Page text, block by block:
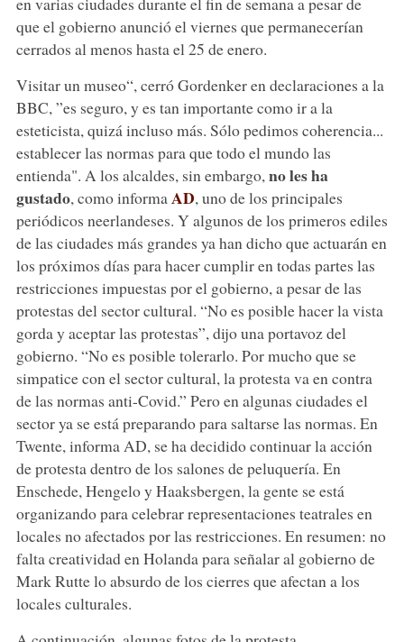
que el gobierno anunció el viernes que permanecerían
cerrados al menos hasta el 25 de enero.
Visitar un museo“, cerró Gordenker en declaraciones a la
BBC, ”es seguro, y es tan importante como ir a la
esteticista, quizá incluso más. Sólo pedimos coherencia...
establecer las normas para que todo el mundo las
entienda". A los alcaldes, sin embargo, no les ha
gustado, como informa AD, uno de los principales
periódicos neerlandeses. Y algunos de los primeros ediles
de las ciudades más grandes ya han dicho que actuarán en
los próximos días para hacer cumplir en todas partes las
restricciones impuestas por el gobierno, a pesar de las
protestas del sector cultural. “No es posible hacer la vista
gorda y aceptar las protestas”, dijo una portavoz del
gobierno. “No es posible tolerarlo. Por mucho que se
simpatice con el sector cultural, la protesta va en contra
de las normas anti-Covid.” Pero en algunas ciudades el
sector ya se está preparando para saltarse las normas. En
Twente, informa AD, se ha decidido continuar la acción
de protesta dentro de los salones de peluquería. En
Enschede, Hengelo y Haaksbergen, la gente se está
organizando para celebrar representaciones teatrales en
locales no afectados por las restricciones. En resumen: no
falta creatividad en Holanda para señalar al gobierno de
Mark Rutte lo absurdo de los cierres que afectan a los
locales culturales.